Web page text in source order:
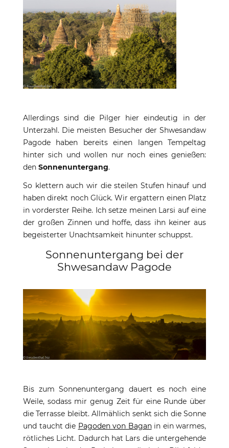
Allerdings sind die Pilger hier eindeutig in der
Unterzahl. Die meisten Besucher der Shwesandaw
Pagode haben bereits einen langen Tempeltag
hinter sich und wollen nur noch eines genießen:
den Sonnenuntergang.
So klettern auch wir die steilen Stufen hinauf und
haben direkt noch Glück. Wir ergattern einen Platz
in vorderster Reihe. Ich setze meinen Larsi auf eine
der großen Zinnen und hoffe, dass ihn keiner aus
begeisterter Unachtsamkeit hinunter schuppst.
Sonnenuntergang bei der
Shwesandaw Pagode
Bis zum Sonnenuntergang dauert es noch eine
Weile, sodass mir genug Zeit für eine Runde über
die Terrasse bleibt. Allmählich senkt sich die Sonne
und taucht die Pagoden von Baganin ein warmes,
rötliches Licht. Dadurch hat Lars die untergehende